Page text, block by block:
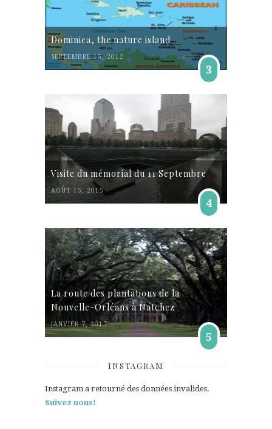
Dominica, the nature island
SEPTEMBRE 15, 2012
3
Visite du mémorial du 11 Septembre
AOÛT 15, 2015
4
La route des plantations de la
Nouvelle-Orléans à Natchez
JANVIER 7, 2017
5
INSTAGRAM
Instagram a retourné des données invalides.
Suivez nous!